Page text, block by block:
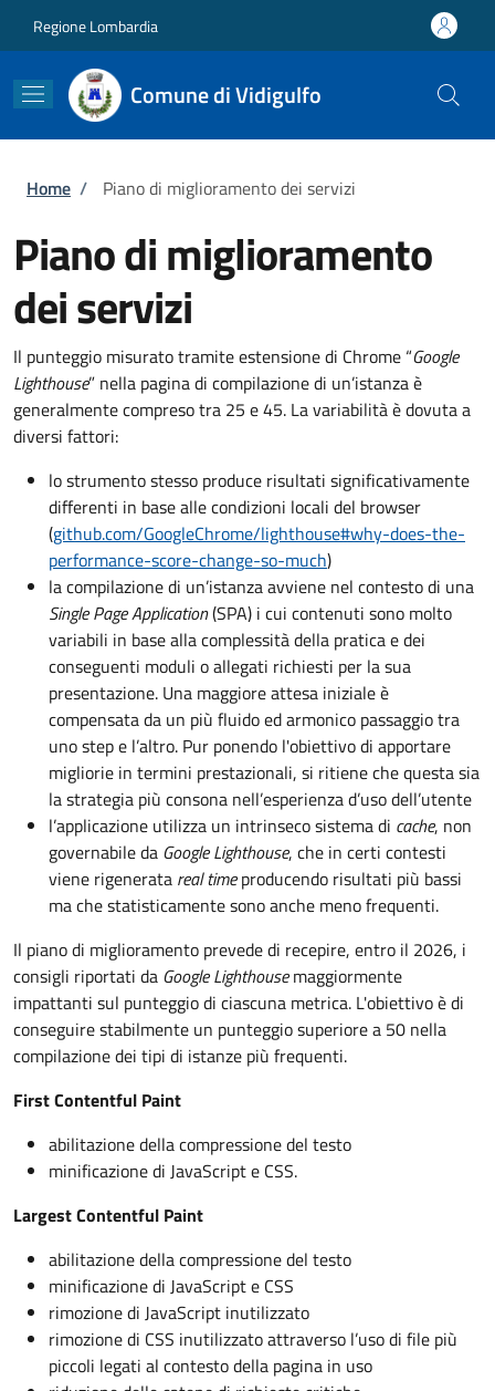
Regione Lombardia
Comune di Vidigulfo
Briciole di pane
Home / Piano di miglioramento dei servizi
Piano di miglioramento
dei servizi
Il punteggio misurato tramite estensione di Chrome “Google
Lighthouse” nella pagina di compilazione di un’istanza è
generalmente compreso tra 25 e 45. La variabilità è dovuta a
diversi fattori:
lo strumento stesso produce risultati significativamente
differenti in base alle condizioni locali del browser
(github.com/GoogleChrome/lighthouse#why-does-the-
performance-score-change-so-much)
la compilazione di un’istanza avviene nel contesto di una
Single Page Application(SPA) i cui contenuti sono molto
variabili in base alla complessità della pratica e dei
conseguenti moduli o allegati richiesti per la sua
presentazione. Una maggiore attesa iniziale è
compensata da un più fluido ed armonico passaggio tra
uno step e l’altro. Pur ponendo l'obiettivo di apportare
migliorie in termini prestazionali, si ritiene che questa sia
la strategia più consona nell’esperienza d’uso dell’utente
l’applicazione utilizza un intrinseco sistema di cache, non
governabile da Google Lighthouse, che in certi contesti
viene rigenerata real timeproducendo risultati più bassi
ma che statisticamente sono anche meno frequenti.
Il piano di miglioramento prevede di recepire, entro il 2026, i
consigli riportati da Google Lighthousemaggiormente
impattanti sul punteggio di ciascuna metrica. L'obiettivo è di
conseguire stabilmente un punteggio superiore a 50 nella
compilazione dei tipi di istanze più frequenti.
First Contentful Paint
abilitazione della compressione del testo
minificazione di JavaScript e CSS.
Largest Contentful Paint
abilitazione della compressione del testo
minificazione di JavaScript e CSS
rimozione di JavaScript inutilizzato
rimozione di CSS inutilizzato attraverso l’uso di file più
piccoli legati al contesto della pagina in uso